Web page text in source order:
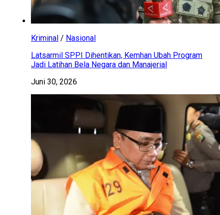
Kriminal / Nasional
Latsarmil SPPI Dihentikan, Kemhan Ubah Program
Jadi Latihan Bela Negara dan Manajerial
Juni 30, 2026